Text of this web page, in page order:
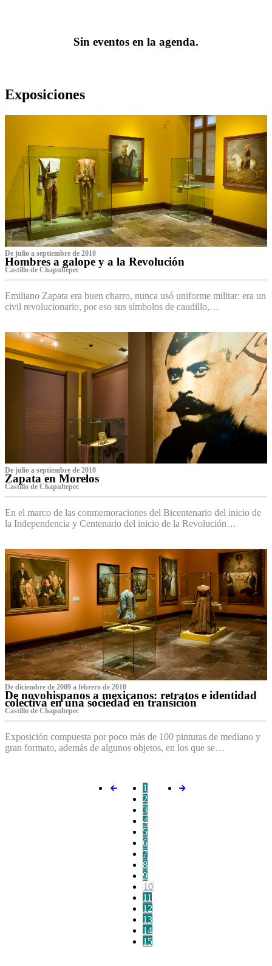
Sin eventos en la agenda.
Exposiciones
De julio a septiembre de 2010
Hombres a galope y a la Revolución
Castillo de Chapultepec
Emiliano Zapata era buen charro, nunca usó uniforme militar: era un
civil revolucionario, por eso sus símbolos de caudillo,…
De julio a septiembre de 2010
Zapata en Morelos
Castillo de Chapultepec
En el marco de las conmemoraciones del Bicentenario del inicio de
la Independencia y Centenario del inicio de la Revolución…
De diciembre de 2009 a febrero de 2010
De novohispanos a mexicanos: retratos e identidad
colectiva en una sociedad en transición
Castillo de Chapultepec
Exposición compuesta por poco más de 100 pinturas de mediano y
gran formato, además de algunos objetos, en los que se…
1
2
3
4
5
6
7
8
9
10
11
12
13
14
15